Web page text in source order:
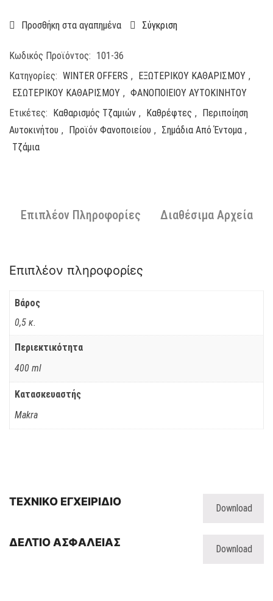
Προσθήκη στα αγαπημένα Σύγκριση
Κωδικός Προϊόντος: 101-36
Κατηγορίες: WINTER OFFERS , ΕΞΩΤΕΡΙΚΟΥ ΚΑΘΑΡΙΣΜΟΥ ,
ΕΣΩΤΕΡΙΚΟΥ ΚΑΘΑΡΙΣΜΟΥ , ΦΑΝΟΠΟΙΕΙΟΥ ΑΥΤΟΚΙΝΗΤΟΥ
Ετικέτες: Καθαρισμός Τζαμιών , Καθρέφτες , Περιποίηση
Αυτοκινήτου , Προϊόν Φανοποιείου , Σημάδια Από Έντομα ,
Τζάμια
Επιπλέον Πληροφορίες Διαθέσιμα Αρχεία
Επιπλέον πληροφορίες
Βάρος
0,5 κ.
Περιεκτικότητα
400 ml
Κατασκευαστής
Makra
ΤΕΧΝΙΚΟ ΕΓΧΕΙΡΙΔΙΟ
Download
ΔΕΛΤΙΟ ΑΣΦΑΛΕΙΑΣ
Download